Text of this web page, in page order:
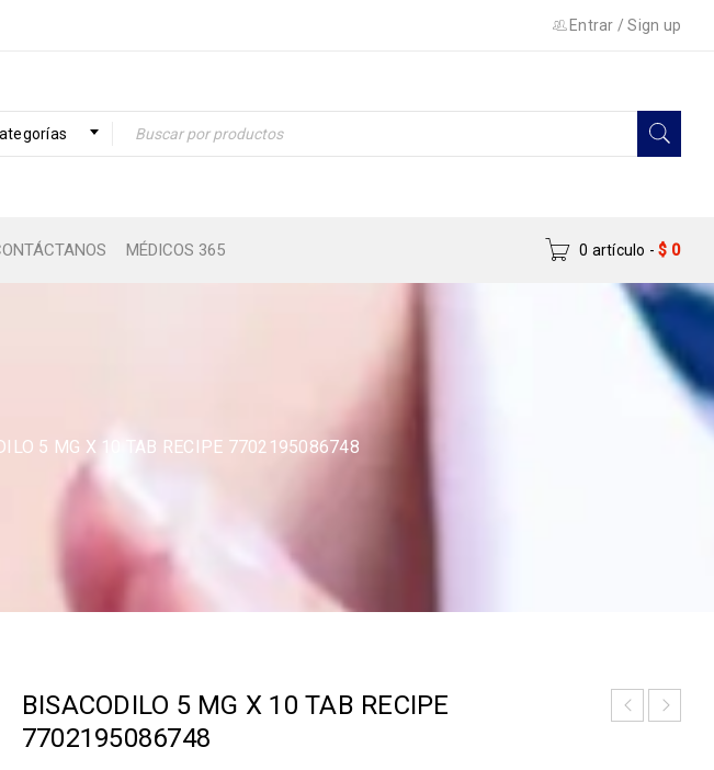
Entrar /Sign up
MÉDICOS 365 0 artículo - $ 0
5 MG X 10 TAB RECIPE 7702195086748
BISACODILO 5 MG X 10 TAB RECIPE
7702195086748